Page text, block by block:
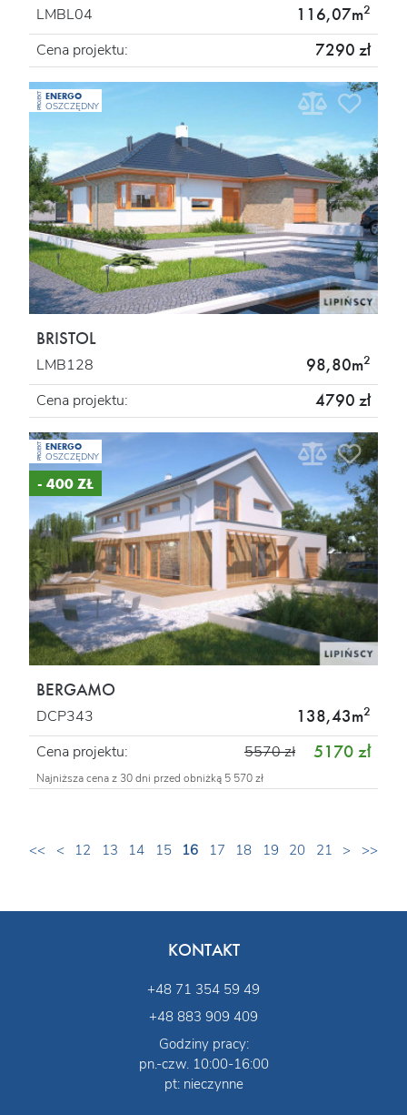
LMBL04 116,07m2
Cena projektu: 7290 zł
PROJEKT ENERGO
OSZCZĘDNY
BRISTOL
LMB128 98,80m2
Cena projektu: 4790 zł
PROJEKT ENERGO
OSZCZĘDNY
- 400 ZŁ
BERGAMO
DCP343 138,43m2
Cena projektu: 5170 zł
5570 zł
Najniższa cena z 30 dni przed obniżką 5 570 zł
<< < 12 13 14 15 16 17 18 19 20 21 > >>
KONTAKT
+48 71 354 59 49
+48 883 909 409
Godziny pracy:
pn.-czw. 10:00-16:00
pt: nieczynne